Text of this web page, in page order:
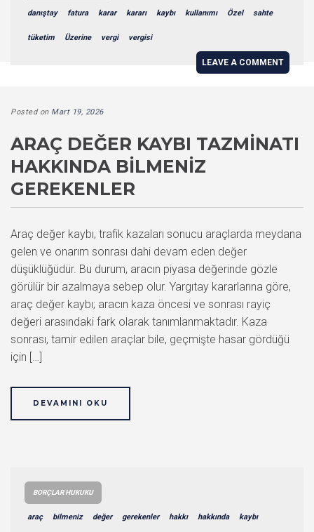
danıştay fatura karar kararı kaybı kullanımı Özel sahte
tüketim Üzerine vergi vergisi
LEAVE A COMMENT
Posted on Mart 19, 2026
ARAÇ DEĞER KAYBI TAZMINATI
HAKKINDA BILMENIZ
GEREKENLER
Araç değer kaybı, trafik kazaları sonucu araçlarda meydana
gelen ve onarım sonrası dahi devam eden değer
düşüklüğüdür. Bu durum, aracın piyasa değerinde gözle
görülür bir azalmaya sebep olur. Yargıtay kararlarına göre,
araç değer kaybı; aracın kaza öncesi ve sonrası rayiç
değeri arasındaki fark olarak tanımlanmaktadır. Kaza
sonrası, tamir edilen araçlar bile, geçmişte hasar gördüğü
için […]
DEVAMINI OKU
BORÇLAR HUKUKU
araç bilmeniz değer gerekenler hakkı hakkında kaybı